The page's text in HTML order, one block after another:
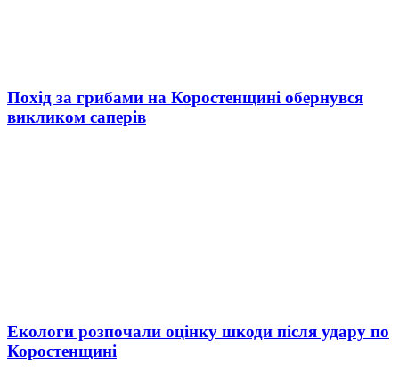
Похід за грибами на Коростенщині обернувся
викликом саперів
Екологи розпочали оцінку шкоди після удару по
Коростенщині